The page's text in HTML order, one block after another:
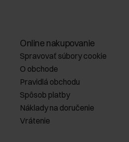
Online nakupovanie
Spravovať súbory cookie
O obchode
Pravidlá obchodu
Spôsob platby
Náklady na doručenie
Vrátenie